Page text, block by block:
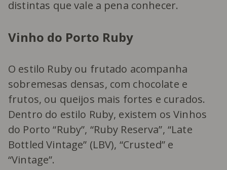
distintas que vale a pena conhecer.
Vinho do Porto Ruby
O estilo Ruby ou frutado acompanha
sobremesas densas, com chocolate e
frutos, ou queijos mais fortes e curados.
Dentro do estilo Ruby, existem os Vinhos
do Porto “Ruby”, “Ruby Reserva”, “Late
Bottled Vintage” (LBV), “Crusted” e
“Vintage”.